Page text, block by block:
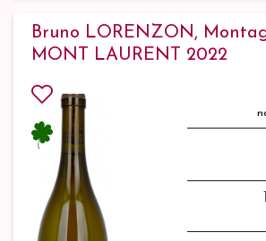
Bruno LORENZON,
MONT LAURENT 2022